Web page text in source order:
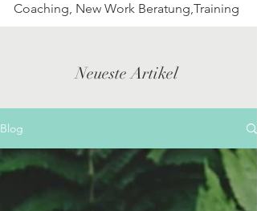
Coaching, New Work Beratung,Training
Neueste Artikel
Blog